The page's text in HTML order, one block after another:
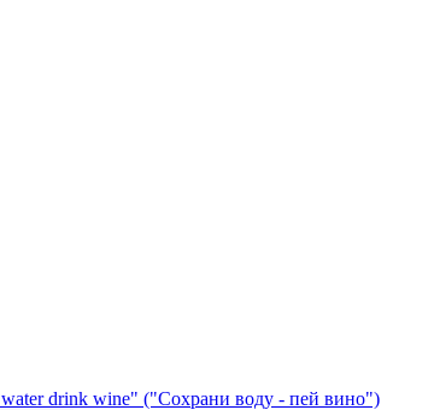
drink wine" ("Сохрани воду - пей вино")